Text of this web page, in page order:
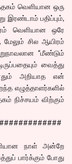
வெளியான ஒரு
இரண்டாம் பதிப்பும்,
வெளியான ஒரே
மேலும் சில ஆயிரம்
“மீண்டும்
வைத்து
அறியாத என்
எழுத்தாளர்களில்
நிச்சயம் விற்கும்
நாள் அன்றே
பார்க்கும் போது